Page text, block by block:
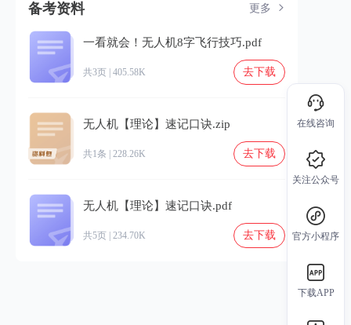
备考资料 更多
一看就会！无人机8字飞行技巧.pdf
共3页 | 405.58K 去下载
无人机【理论】速记口诀.zip
共1条 | 228.26K 去下载
无人机【理论】速记口诀.pdf
共5页 | 234.70K 去下载
在线咨询
关注公众号
官方小程序
下载APP